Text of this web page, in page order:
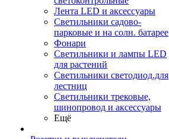
Лента LED и аксессуары
Светильники садово-
парковые и на солн. батарее
Фонари
Светильники и лампы LED
для растений
Светильники светодиод.для
лестниц
Светильники трековые,
шинопровод и аксессуары
Ещё